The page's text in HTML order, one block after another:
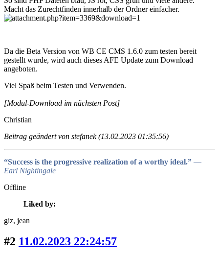
Macht das Zurechtfinden innerhalb der Ordner einfacher.
Da die Beta Version von WB CE CMS 1.6.0 zum testen bereit
gestellt wurde, wird auch dieses AFE Update zum Download
angeboten.
Viel Spaß beim Testen und Verwenden.
[Modul-Download im nächsten Post]
Christian
Beitrag geändert von stefanek (13.02.2023 01:35:56)
“Success is the progressive realization of a worthy ideal.” ―
Earl Nightingale
Offline
Liked by:
giz, jean
#2 11.02.2023 22:24:57